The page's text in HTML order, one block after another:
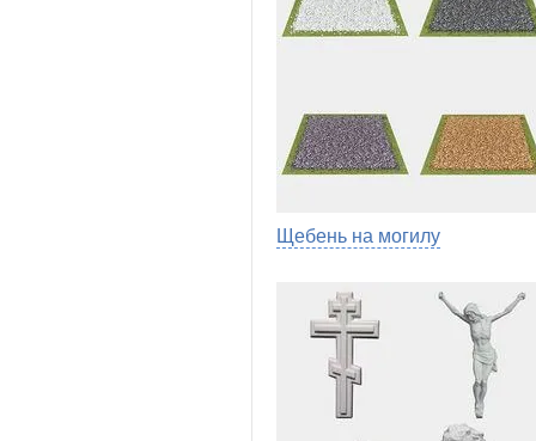
Щебень на могилу